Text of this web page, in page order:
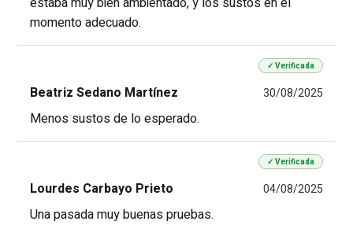
momento adecuado.
✓ Verificada
Beatriz Sedano Martínez 30/08/2025
Menos sustos de lo esperado.
✓ Verificada
Lourdes Carbayo Prieto 04/08/2025
Una pasada muy buenas pruebas.